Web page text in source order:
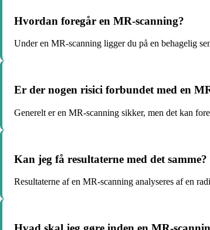
Hvordan foregår en MR-scanning?
Under en MR-scanning ligger du på en behagelig
Er der nogen risici forbundet med en
Generelt er en MR-scanning sikker, men det kan
Kan jeg få resultaterne med det samme?
Resultaterne af en MR-scanning analyseres af en